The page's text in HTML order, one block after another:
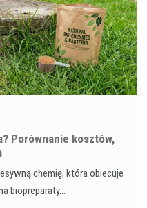
Porównanie kosztów,
chemię, która obiecuje
biopreparaty…